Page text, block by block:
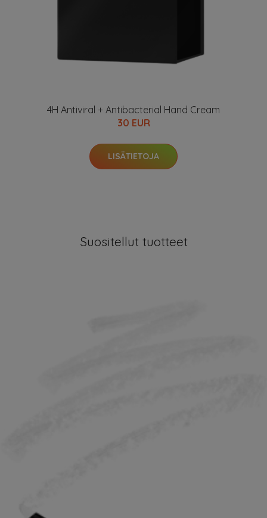
4H Antiviral + Antibacterial Hand Cream
30 EUR
LISÄTIETOJA
Suositellut tuotteet